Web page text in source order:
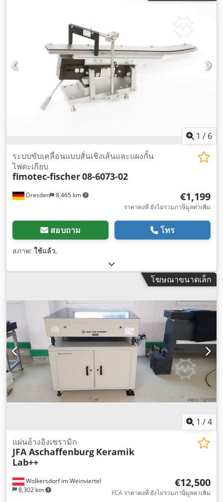
1 / 6
Dresden 8,465 km
ระบบขับเคลื่อนแบบสั่นเชิงเส้นและแผงกั้น
ไฟตะเกียบ
fimotec-fischer08-6073-02
€1,199
ราคาคงที่ ยังไม่รวมภาษีมูลค่าเพิ่ม
สอบถาม โทร
สภาพ: ใช้แล้ว,
โฆษณาขนาดเล็ก
1 /4
Wolkersdorf im Weinviertel
8,302 km
แผ่นอ้างอิงเซรามิก
JFA Aschaffenburg Keramik
Lab++
€12,500
FCA ราคาคงที่ ยังไม่รวมภาษีมูลค่าเพิ่ม